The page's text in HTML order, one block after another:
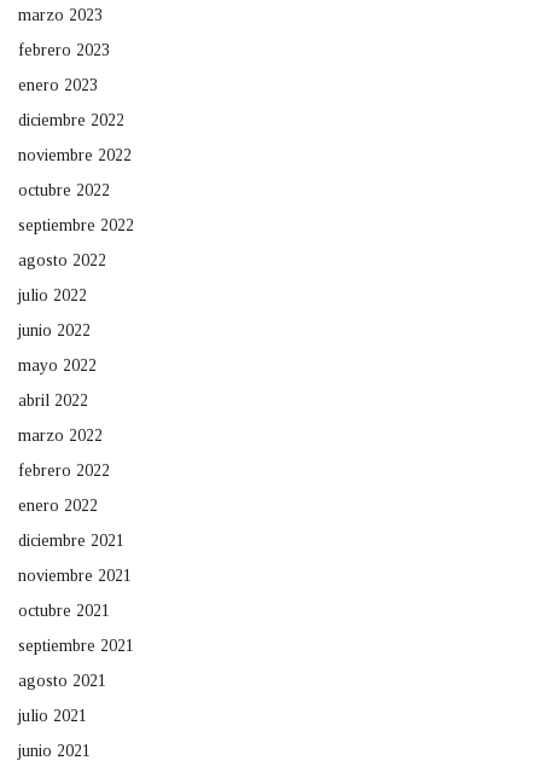
marzo 2023
febrero 2023
enero 2023
diciembre 2022
noviembre 2022
octubre 2022
septiembre 2022
agosto 2022
julio 2022
junio 2022
mayo 2022
abril 2022
marzo 2022
febrero 2022
enero 2022
diciembre 2021
noviembre 2021
octubre 2021
septiembre 2021
agosto 2021
julio 2021
junio 2021